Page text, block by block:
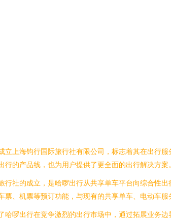
立上海钧行国际旅行社有限公司，标志着其在出行
行的产品线，也为用户提供了更全面的出行解决方案。
行社的成立，是哈啰出行从共享单车平台向综合性
票、机票等预订功能，与现有的共享单车、电动车服
哈啰出行在竞争激烈的出行市场中，通过拓展业务